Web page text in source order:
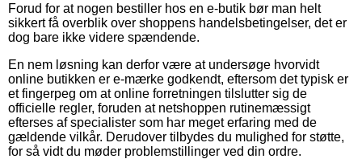
Forud for at nogen bestiller hos en e-butik bør man helt
sikkert få overblik over shoppens handelsbetingelser, det er
dog bare ikke videre spændende.
En nem løsning kan derfor være at undersøge hvorvidt
online butikken er e-mærke godkendt, eftersom det typisk er
et fingerpeg om at online forretningen tilslutter sig de
officielle regler, foruden at netshoppen rutinemæssigt
efterses af specialister som har meget erfaring med de
gældende vilkår. Derudover tilbydes du mulighed for støtte,
for så vidt du møder problemstillinger ved din ordre.